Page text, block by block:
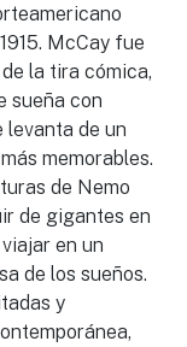
McCay fue
la tira cómica,
sueña con
levanta de un
memorables.
de Nemo
de gigantes en
en un
de los sueños.
y